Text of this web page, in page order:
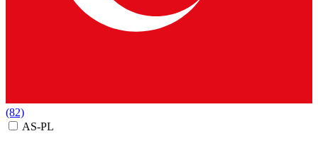
(82)
AS-PL